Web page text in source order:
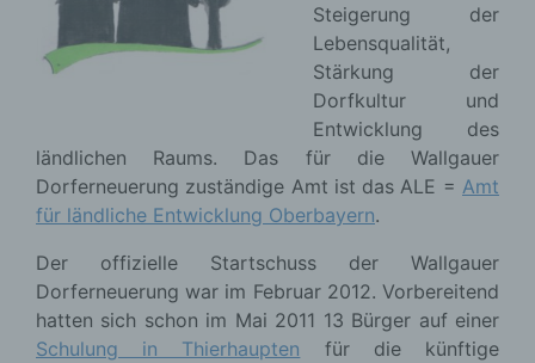
Steigerung der
Lebensqualität,
Stärkung der
Dorfkultur und
Entwicklung des
ländlichen Raums. Das für die Wallgauer
Dorferneuerung zuständige Amt ist das ALE = Amt
für ländliche Entwicklung Oberbayern.
Der offizielle Startschuss der Wallgauer
Dorferneuerung war im Februar 2012. Vorbereitend
hatten sich schon im Mai 2011 13 Bürger auf einer
Schulung in Thierhaupten für die künftige